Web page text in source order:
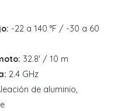
-22 a 140 °F / -30 a 60
32.8' / 10 m
2.4 GHz
de aluminio,